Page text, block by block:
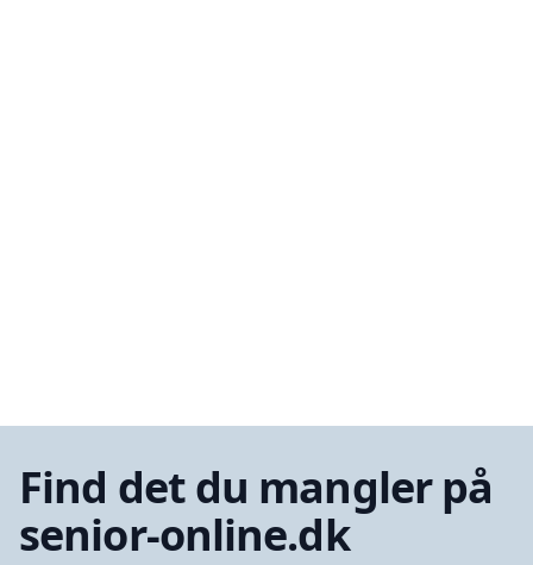
Find det du mangler på
senior-online.dk